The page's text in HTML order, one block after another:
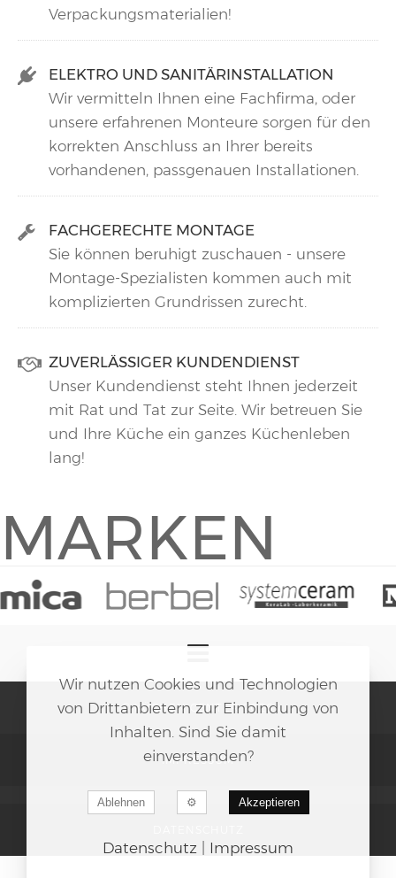
Verpackungsmaterialien!
ELEKTRO UND SANITÄRINSTALLATION
Wir vermitteln Ihnen eine Fachfirma, oder
unsere erfahrenen Monteure sorgen für den
korrekten Anschluss an Ihrer bereits
vorhandenen, passgenauen Installationen.
FACHGERECHTE MONTAGE
Sie können beruhigt zuschauen - unsere
Montage-Spezialisten kommen auch mit
komplizierten Grundrissen zurecht.
ZUVERLÄSSIGER KUNDENDIENST
Unser Kundendienst steht Ihnen jederzeit
mit Rat und Tat zur Seite. Wir betreuen Sie
und Ihre Küche ein ganzes Küchenleben
lang!
MARKEN
© KÜCHEN CENTER 2026
IMPRESSUM
Wir nutzen Cookies und Technologien
von Drittanbietern zur Einbindung von
Inhalten. Sind Sie damit
einverstanden?
Ablehnen Akzeptieren
Datenschutz Impressum